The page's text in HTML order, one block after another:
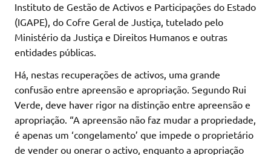
Instituto de Gestão de Activos e Participações do Estado
(IGAPE), do Cofre Geral de Justiça, tutelado pelo
Ministério da Justiça e Direitos Humanos e outras
entidades públicas.
Há, nestas recuperações de activos, uma grande
confusão entre apreensão e apropriação. Segundo Rui
Verde, deve haver rigor na distinção entre apreensão e
apropriação. “A apreensão não faz mudar a propriedade,
é apenas um ‘congelamento’ que impede o proprietário
de vender ou onerar o activo, enquanto a apropriação